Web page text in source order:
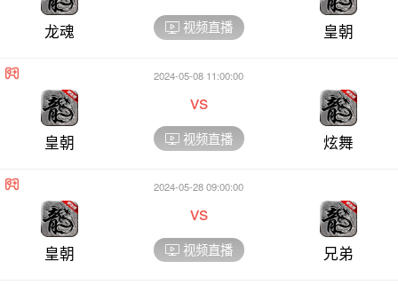
龙魂 视频直播 皇朝
皇朝
2024-05-08 11:00:00
vs
视频直播 炫舞
皇朝
2024-05-28 09:00:00
vs
视频直播 兄弟